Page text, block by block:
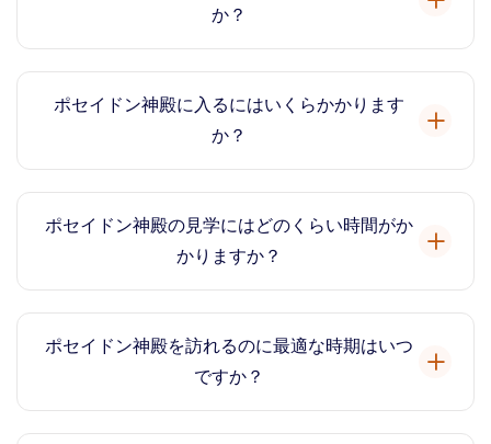
か？
ほとんどのポセイドン神殿ツアーには、アテネからの交
通手段、神殿のガイド付きツアー、敷地内を探索する自
ポセイドン神殿に入るにはいくらかかります
か？
ポセイドン神殿の入場料は通常、ツアー料金に含まれて
います。確認のため、特定のツアーの詳細をご確認くだ
ポセイドン神殿の見学にはどのくらい時間がか
かりますか？
ポセイドン神殿への訪問には通常1〜2時間かかります。
アテネからの移動時間は含まれません。
ポセイドン神殿を訪れるのに最適な時期はいつ
ですか？
ポセイドン神殿を訪れるのに最適な時期は、春または